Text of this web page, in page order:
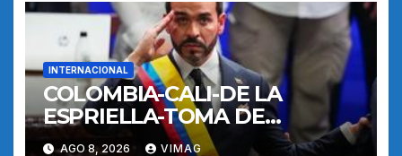
INTERNACIONAL
COLOMBIA-CALI-DE LA
ESPRIELLA-TOMA DE
POSESION
AGO 8, 2026 VIMAG